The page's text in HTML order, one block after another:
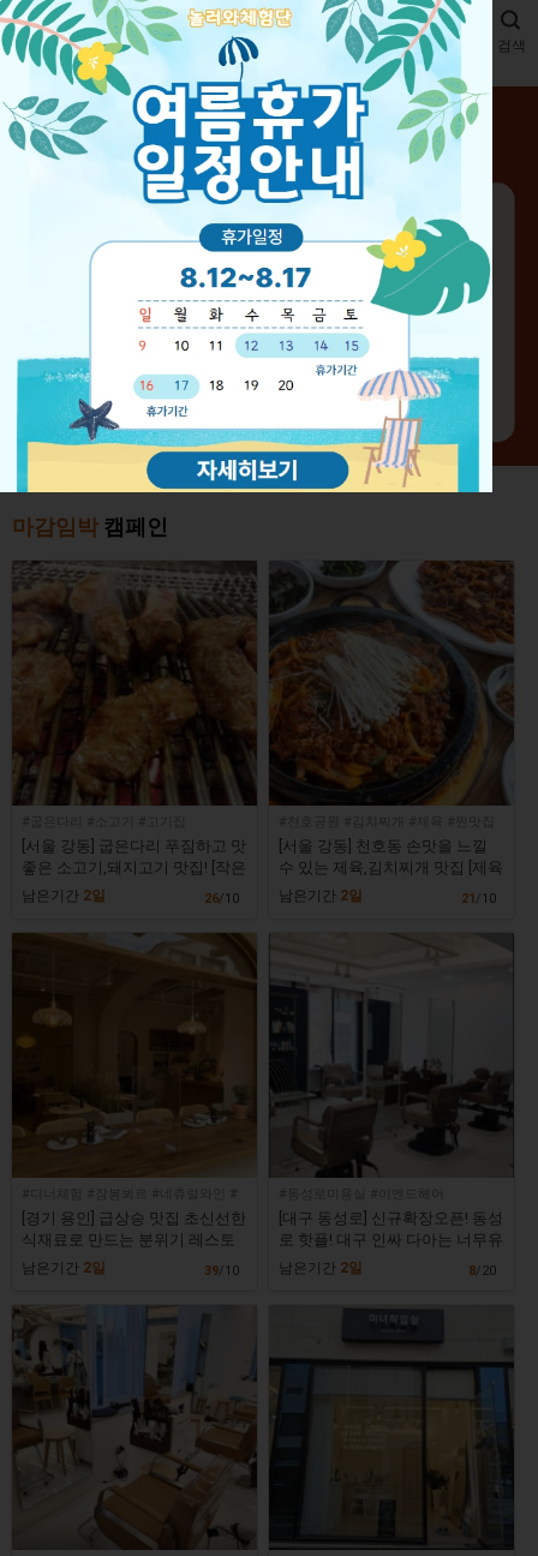
메뉴 검색
마감임박 캠페인
#굽은다리 #소고기 #고기집
[서울 강동] 굽은다리 푸짐하고 맛
좋은 소고기,돼지고기 맛집! [작은
깡통]
남은기간 2일 26/10
#천호공원 #김치찌개 #제육 #찐맛집
[서울 강동] 천호동 손맛을 느낄
수 있는 제육,김치찌개 맛집 [제육
이나찌개]
남은기간 2일 21/10
#디너체험 #잠봉뵈르 #네츄럴와인 #
라구파스타
[경기 용인] 급상승 맛집 초신선한
식재료로 만드는 분위기 레스토
랑 [포멜로]
남은기간 2일 39/10
#동성로미용실 #이엔드헤어
[대구 동성로] 신규확장오픈! 동성
로 핫플! 대구 인싸 다아는 너무유
명한 초프리미엄 미용실 [이엔드
남은기간 2일 8/20